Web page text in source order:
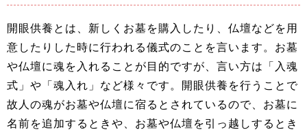
開眼供養とは、新しくお墓を購入したり、仏壇などを用
意したりした時に行われる儀式のことを言います。お墓
や仏壇に魂を入れることが目的ですが、言い方は「入魂
式」や「魂入れ」など様々です。開眼供養を行うことで
故人の魂がお墓や仏壇に宿るとされているので、お墓に
名前を追加するときや、お墓や仏壇を引っ越しするとき